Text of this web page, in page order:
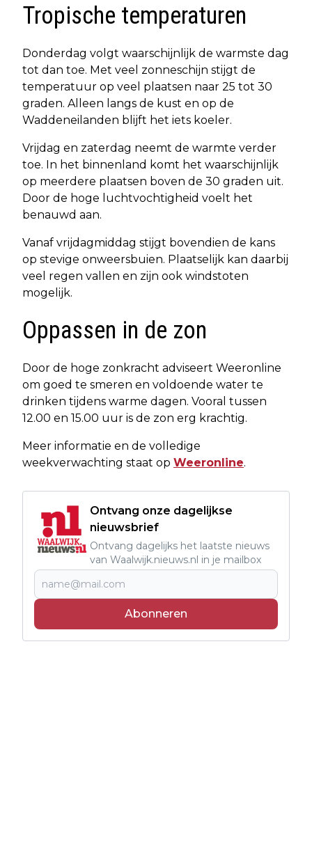
Tropische temperaturen
Donderdag volgt waarschijnlijk de warmste dag
tot dan toe. Met veel zonneschijn stijgt de
temperatuur op veel plaatsen naar 25 tot 30
graden. Alleen langs de kust en op de
Waddeneilanden blijft het iets koeler.
Vrijdag en zaterdag neemt de warmte verder
toe. In het binnenland komt het waarschijnlijk
op meerdere plaatsen boven de 30 graden uit.
Door de hoge luchtvochtigheid voelt het
benauwd aan.
Vanaf vrijdagmiddag stijgt bovendien de kans
op stevige onweersbuien. Plaatselijk kan daarbij
veel regen vallen en zijn ook windstoten
mogelijk.
Oppassen in de zon
Door de hoge zonkracht adviseert Weeronline
om goed te smeren en voldoende water te
drinken tijdens warme dagen. Vooral tussen
12.00 en 15.00 uur is de zon erg krachtig.
Meer informatie en de volledige
weekverwachting staat op Weeronline.
Ontvang onze dagelijkse
nieuwsbrief
Ontvang dagelijks het laatste nieuws
van Waalwijk.nieuws.nl in je mailbox
Abonneren